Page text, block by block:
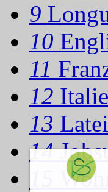
9
10
11
12
13
14